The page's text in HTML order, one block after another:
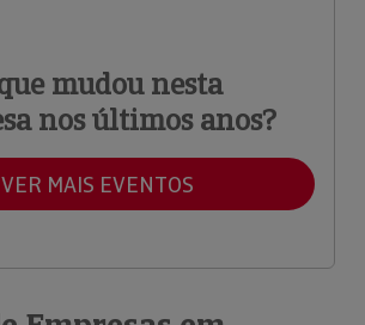
mudou nesta
nos últimos anos?
VER MAIS EVENTOS